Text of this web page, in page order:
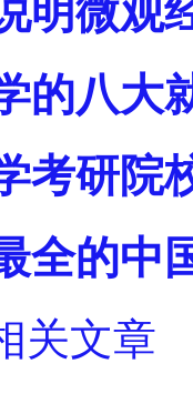
明微观
的八大
考研院
全的中
关文章